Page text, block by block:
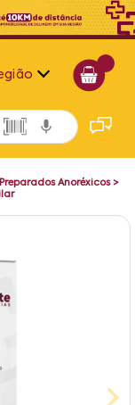
Alagoas
Bahia
Paraíba
Preparados Anoréxicos>